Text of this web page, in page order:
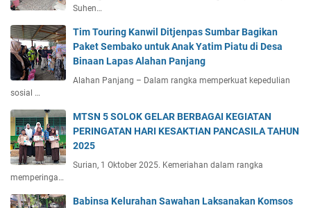
Suhen…
Tim Touring Kanwil Ditjenpas Sumbar Bagikan
Paket Sembako untuk Anak Yatim Piatu di Desa
Binaan Lapas Alahan Panjang
Alahan Panjang – Dalam rangka memperkuat kepedulian
sosial …
MTSN 5 SOLOK GELAR BERBAGAI KEGIATAN
PERINGATAN HARI KESAKTIAN PANCASILA TAHUN
2025
Surian, 1 Oktober 2025. Kemeriahan dalam rangka
memperinga…
Babinsa Kelurahan Sawahan Laksanakan Komsos